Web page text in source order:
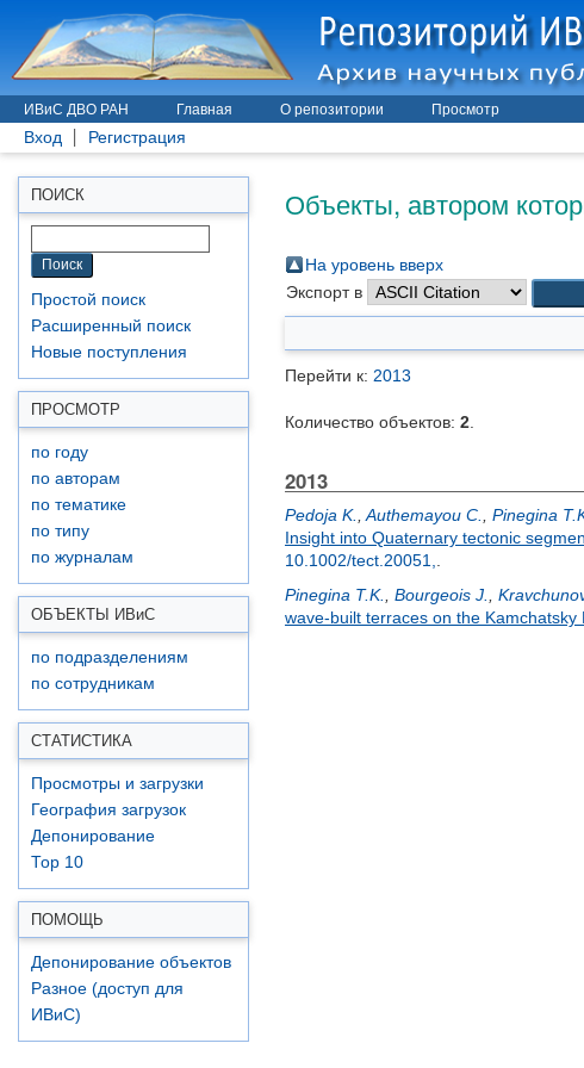
ИВиС ДВО РАН Главная О репозитории Просмотр
Вход Регистрация
ПОИСК
Простой поиск
Расширенный поиск
Новые поступления
ПРОСМОТР
по году
по авторам
по тематике
по типу
по журналам
ОБЪЕКТЫ ИВиС
по подразделениям
по сотрудникам
СТАТИСТИКА
Просмотры и загрузки
География загрузок
Депонирование
Top 10
ПОМОЩЬ
Депонирование объектов
Разное (доступ для
ИВиС)
Объекты, автором
На уровень вверх
Экспорт в
Перейти к: 2013
Количество объектов: 2
2013
Pedoja K. Authemayou C. Pinegina
Insight into Quaternary tectonic
10.1002/tect.20051,
Pinegina T.K.
Bourgeois J.
wave-built terraces on the